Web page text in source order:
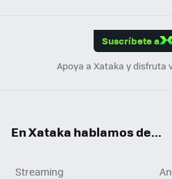
Suscríbete a
Apoya a Xataka y disfruta
En Xataka hablamos de...
Streaming